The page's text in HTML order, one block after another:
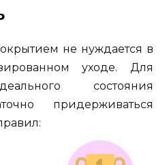
не нуждается в
уходе. Для
состояния
придерживаться